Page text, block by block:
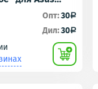
(ZenFone Max
Опт:30a
Дил:30a